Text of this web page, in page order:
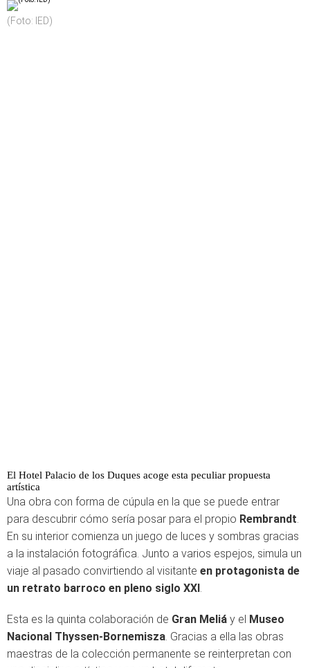
(Foto: IED)
El Hotel Palacio de los Duques acoge esta peculiar propuesta
artística
Una obra con forma de cúpula en la que se puede entrar
para descubrir cómo sería posar para el propio Rembrandt.
En su interior comienza un juego de luces y sombras gracias
a la instalación fotográfica. Junto a varios espejos, simula un
viaje al pasado convirtiendo al visitante en protagonista de
un retrato barroco en pleno siglo XXI.
Esta es la quinta colaboración de Gran Meliá y el Museo
Nacional Thyssen-Bornemisza. Gracias a ella las obras
maestras de la colección permanente se reinterpretan con